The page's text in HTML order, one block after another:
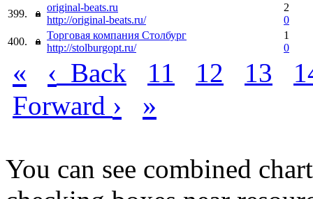
399.
original-beats.ru
http://original-beats.ru/
2
0
400.
Торговая компания Столбург
http://stolburgopt.ru/
1
0
« ‹ Back 11 12 13
Forward › »
You can see combined